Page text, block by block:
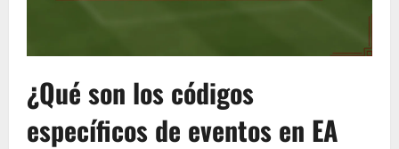
¿Qué son los códigos
específicos de eventos en EA